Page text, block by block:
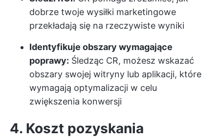
dobrze twoje wysiłki marketingowe
przekładają się na rzeczywiste wyniki
Identyfikuje obszary wymagające
poprawy: Śledząc CR, możesz wskazać
obszary swojej witryny lub aplikacji, które
wymagają optymalizacji w celu
zwiększenia konwersji
4. Koszt pozyskania